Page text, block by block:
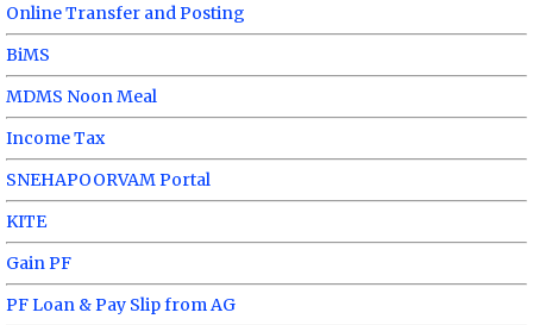
Online Transfer and Posting
BiMS
MDMS Noon Meal
Income Tax
SNEHAPOORVAM Portal
KITE
Gain PF
PF Loan & Pay Slip from AG